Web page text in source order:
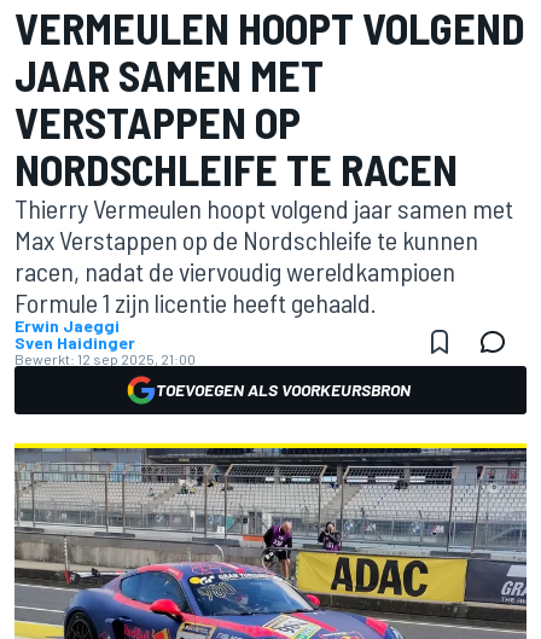
VERMEULEN HOOPT VOLGEND
JAAR SAMEN MET
VERSTAPPEN OP
NORDSCHLEIFE TE RACEN
Thierry Vermeulen hoopt volgend jaar samen met
Max Verstappen op de Nordschleife te kunnen
racen, nadat de viervoudig wereldkampioen
Formule 1 zijn licentie heeft gehaald.
Erwin Jaeggi
Sven Haidinger
Bewerkt: 12 sep 2025, 21:00
TOEVOEGEN ALS VOORKEURSBRON